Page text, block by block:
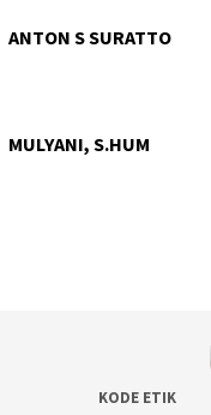
ANTON S SURATTO
MULYANI, S.HUM
KODE ETIK